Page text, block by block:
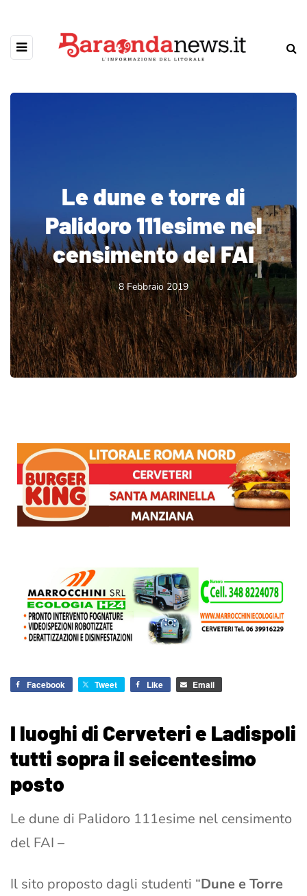
Le dune e torre di
Palidoro 111esime nel
censimento del FAI
8 Febbraio 2019
Facebook Tweet Like Email
I luoghi di Cerveteri e Ladispoli
tutti sopra il seicentesimo
posto
Le dune di Palidoro 111esime nel censimento
del FAI –
Il sito proposto dagli studenti “Dune e Torre